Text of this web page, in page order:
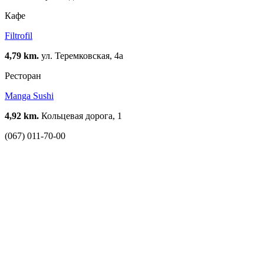
Кафе
Filtrofil
4,79 km. ул. Теремковская, 4а
Ресторан
Manga Sushi
4,92 km. Кольцевая дорога, 1
(067) 011-70-00